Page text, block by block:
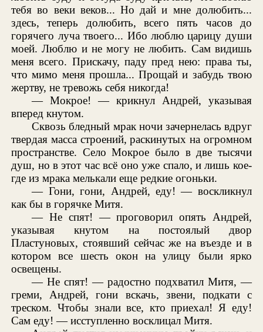
тебя во веки веков... Но дай и мне долюбить...
здесь, теперь долюбить, всего пять часов до
горячего луча твоего... Ибо люблю царицу души
моей. Люблю и не могу не любить. Сам видишь
меня всего. Прискачу, паду пред нею: права ты,
что мимо меня прошла... Прощай и забудь твою
жертву, не тревожь себя никогда!
— Мокрое! — крикнул Андрей, указывая
вперед кнутом.
Сквозь бледный мрак ночи зачернелась вдруг
твердая масса строений, раскинутых на огромном
пространстве. Село Мокрое было в две тысячи
душ, но в этот час всё оно уже спало, и лишь кое-
где из мрака мелькали еще редкие огоньки.
— Гони, гони, Андрей, еду! — воскликнул
как бы в горячке Митя.
— Не спят! — проговорил опять Андрей,
указывая кнутом на постоялый двор
Пластуновых, стоявший сейчас же на въезде и в
котором все шесть окон на улицу были ярко
освещены.
— Не спят! — радостно подхватил Митя, —
греми, Андрей, гони вскачь, звени, подкати с
треском. Чтобы знали все, кто приехал! Я еду!
Сам еду! — исступленно восклицал Митя.